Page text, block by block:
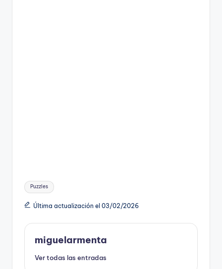
Etiquetas:
Puzzles
Última actualización el 03/02/2026
miguelarmenta
Ver todas las entradas